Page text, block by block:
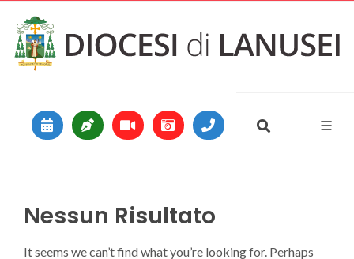
Main Navigation
Nessun Risultato
It seems we can’t find what you’re looking for. Perhaps